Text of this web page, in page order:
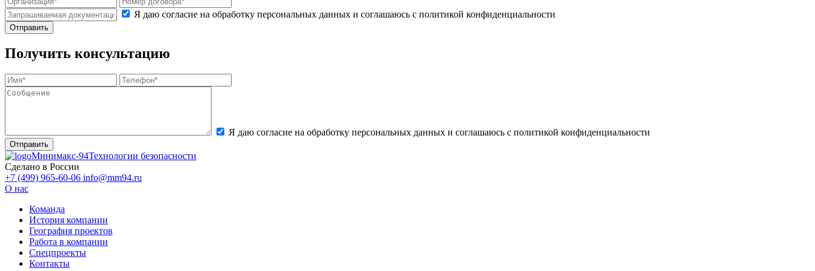
Я даю согласие на обработку персональных данных и соглашаюсь с политикой конфиденциальности
Получить консультацию
Я даю согласие на обработку персональных данных и соглашаюсь с политикой конфиденциальности
Минимакс-94Технологии безопасности
Сделано в России
+7 (499) 965-60-06 info@mm94.ru
О нас
Команда
История компании
География проектов
Работа в компании
Спецпроекты
Контакты